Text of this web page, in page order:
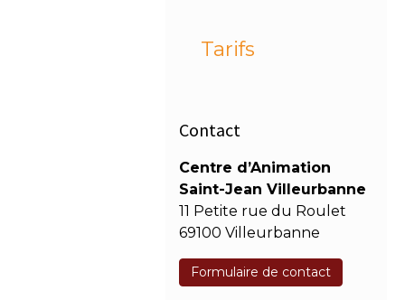
Tarifs
Contact
Centre d’Animation
Saint-Jean Villeurbanne
11 Petite rue du Roulet
69100 Villeurbanne
Formulaire de contact